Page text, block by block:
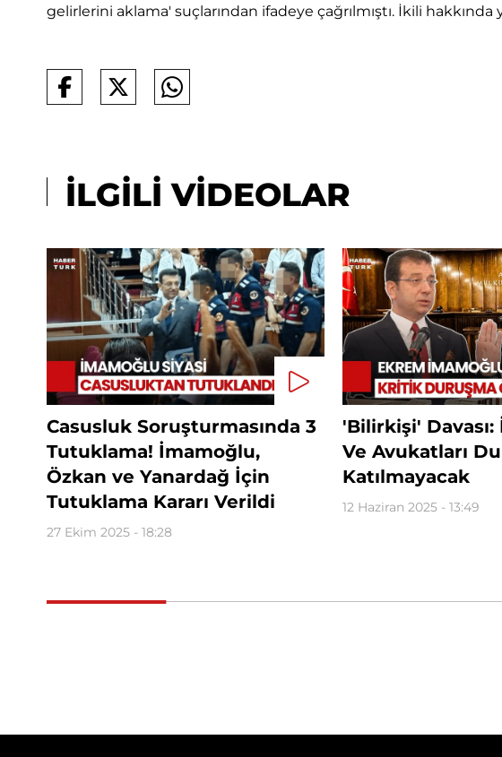
gelirlerini aklama' suçlarından ifadeye çağrılmıştı. İkili hakkında
İLGİLİ VİDEOLAR
Casusluk Soruşturmasında 3
Tutuklama! İmamoğlu,
Özkan ve Yanardağ İçin
Tutuklama Kararı Verildi
27 Ekim 2025 - 18:28
'Bilirkişi'
Ve Avukatları
Katılmayacak
12 Haziran 2025 - 13:49